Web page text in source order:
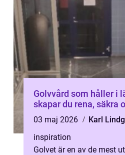
Golvvård som håller i
skapar du rena, säkra
03 maj 2026
Karl
inspiration
Golvet är en av de mest